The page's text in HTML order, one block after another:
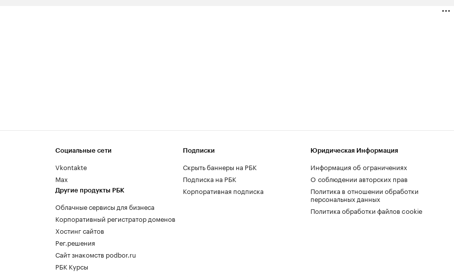
Социальные сети
Vkontakte
Max
Другие продукты РБК
Облачные сервисы для бизнеса
Корпоративный регистратор доменов
Хостинг сайтов
Рег.решения
Сайт знакомств podbor.ru
РБК Курсы
Подписки
Скрыть баннеры на РБК
Подписка на РБК
Корпоративная подписка
Юридическая Информация
Информация об ограничениях
О соблюдении авторских прав
Политика в отношении обработки
персональных данных
Политика обработки файлов cookie